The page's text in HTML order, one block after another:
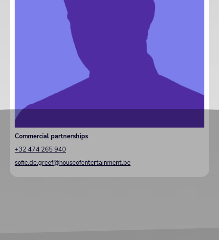
Commercial partnerships
+32 474 265 940
sofie.de.greef@houseofentertainment.be